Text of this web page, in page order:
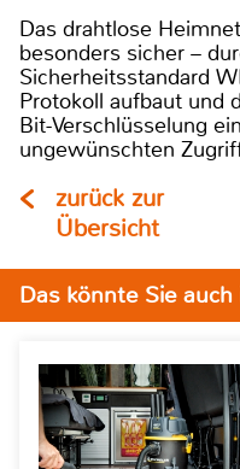
Das drahtlose
besonders sicher –
Sicherheitsstandard
Protokoll aufbaut und
Bit-Verschlüsselung
ungewünschten
zurück zur
Übersicht
Das könnte Sie